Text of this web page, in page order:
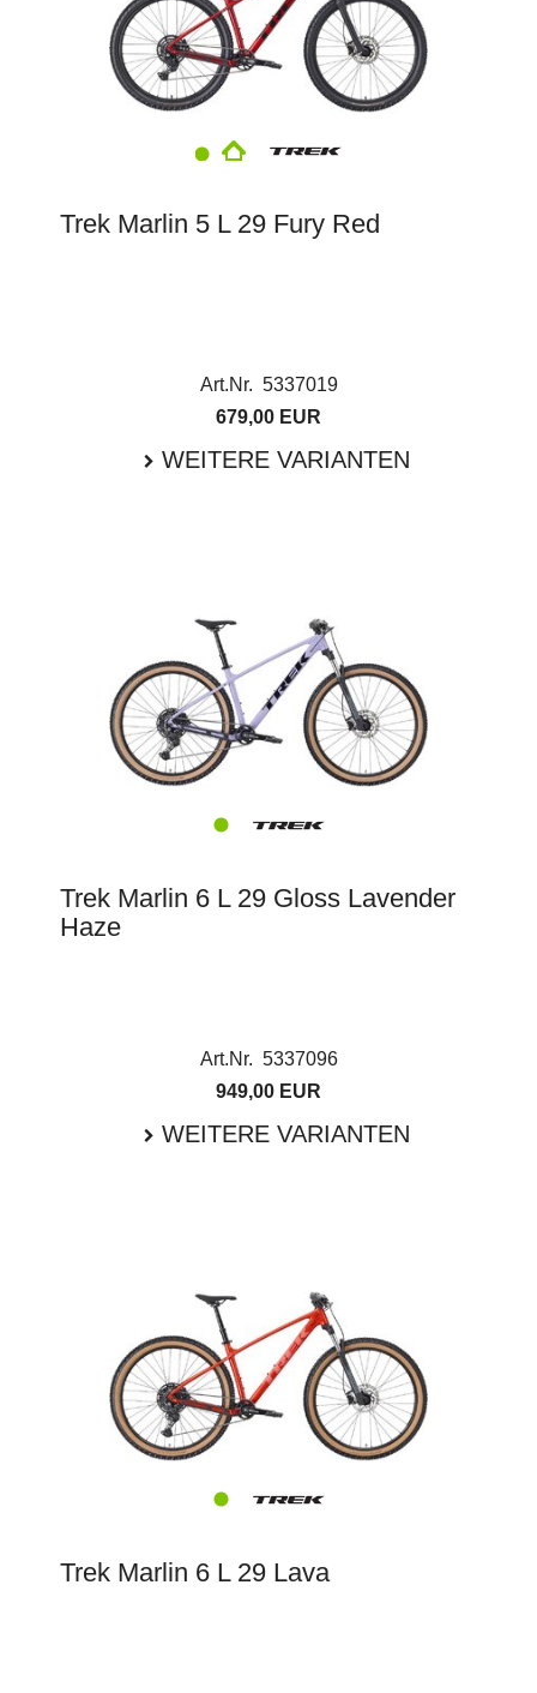
Trek Marlin 5 L 29 Fury Red
Art.Nr. 5337019
679,00 EUR
WEITERE VARIANTEN
Trek Marlin 6 L 29 Gloss Lavender
Haze
Art.Nr. 5337096
949,00 EUR
WEITERE VARIANTEN
Trek Marlin 6 L 29 Lava